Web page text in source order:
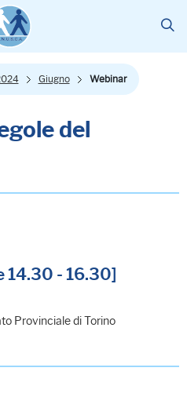
Giugno Webinar
del
14.30 - 16.30]
Provinciale di Torino